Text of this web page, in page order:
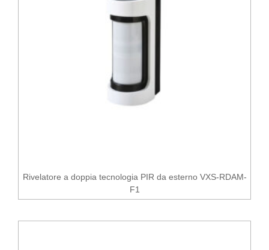
Rivelatore a doppia tecnologia PIR da esterno VXS-RDAM-
F1